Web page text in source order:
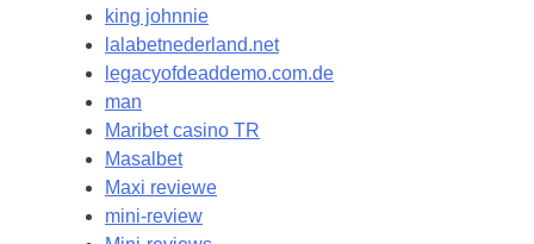
king johnnie
lalabetnederland.net
legacyofdeaddemo.com.de
man
Maribet casino TR
Masalbet
Maxi reviewe
mini-review